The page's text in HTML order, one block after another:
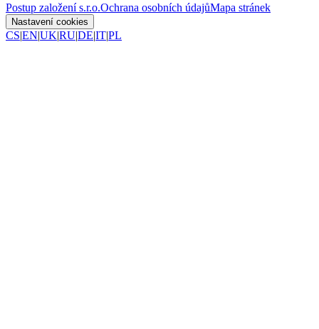
Postup založení s.r.o.Ochrana osobních údajůMapa stránek
Nastavení cookies
CS|EN|UK|RU|DE|IT|PL